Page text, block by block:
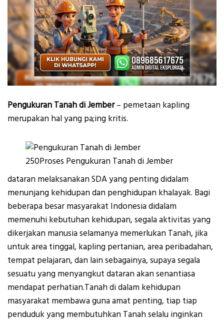
Pengukuran Tanah di Jember– pemetaan kapling
merupakan hal yang pa;ing kritis.
250Proses Pengukuran Tanah di Jember
dataran melaksanakan SDA yang penting didalam
menunjang kehidupan dan penghidupan khalayak. Bagi
beberapa besar masyarakat Indonesia didalam
memenuhi kebutuhan kehidupan, segala aktivitas yang
dikerjakan manusia selamanya memerlukan Tanah, jika
untuk area tinggal, kapling pertanian, area peribadahan,
tempat pelajaran, dan lain sebagainya, supaya segala
sesuatu yang menyangkut dataran akan senantiasa
mendapat perhatian.Tanah di dalam kehidupan
masyarakat membawa guna amat penting, tiap tiap
penduduk yang membutuhkan Tanah selalu inginkan